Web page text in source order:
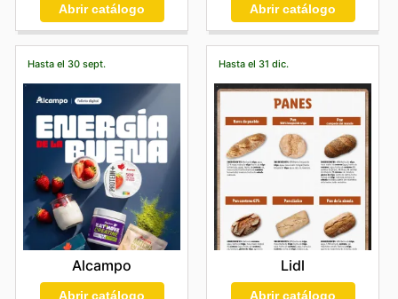
Abrir catálogo Abrir catálogo
Hasta el 30 sept.
Alcampo
Abrir catálogo
Hasta el 31 dic.
Lidl
Abrir catálogo